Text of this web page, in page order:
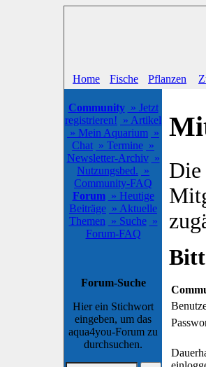
Home Fische Pflanzen
Community » Jetzt
registrieren! » Artikel
» Mein Aquarium »
Chat » Termine »
Newsletter-Archiv »
Nutzungsbed. »
Community-FAQ
Forum » Heutige
Beiträge » Aktuelle
Themen » Suche »
Forum-FAQ
Forum-Suche
Hier ein Stichwort
eingeben, um das
aqua4you-Forum zu
durchsuchen.
Die